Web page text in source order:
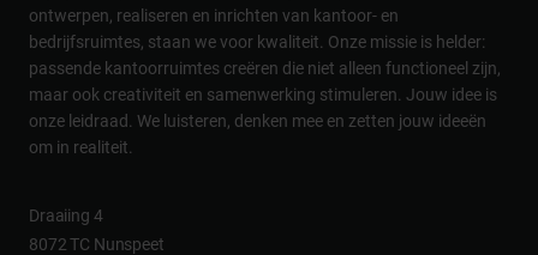
ontwerpen, realiseren en inrichten van kantoor- en
bedrijfsruimtes, staan we voor kwaliteit. Onze missie is helder:
passende kantoorruimtes creëren die niet alleen functioneel zijn,
maar ook creativiteit en samenwerking stimuleren. Jouw idee is
onze leidraad. We luisteren, denken mee en zetten jouw ideeën
om in realiteit.
Draaiing 4
8072 TC Nunspeet